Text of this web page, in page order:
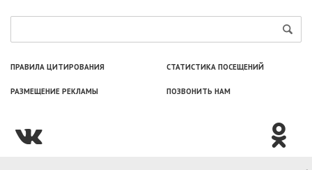
ПРАВИЛА ЦИТИРОВАНИЯ СТАТИСТИКА ПОСЕЩЕНИЙ
РАЗМЕЩЕНИЕ РЕКЛАМЫ ПОЗВОНИТЬ НАМ